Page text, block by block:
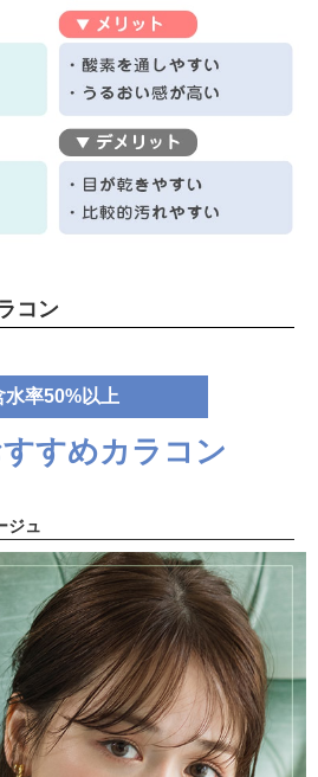
コン
水率50%以上
すめカラコン
ジュ